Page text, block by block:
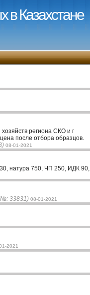
в Казахстане
региона СКО и г
после отбора образцов.
08-01-2021
натура 750, ЧП 250, ИДК 90,
33831) 08-01-2021
2021